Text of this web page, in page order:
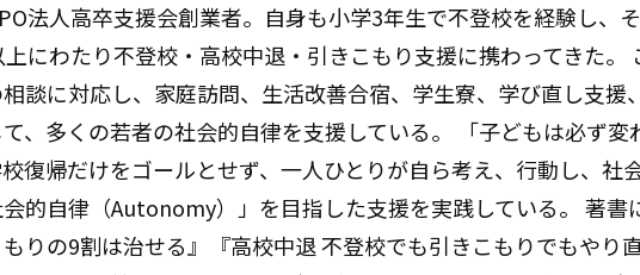
法人高卒支援会創業者。自身も小学3年生で不登校を経験し、
にわたり不登校・高校中退・引きこもり支援に携わってきた。
談に対応し、家庭訪問、生活改善合宿、学生寮、学び直し支援
、多くの若者の社会的自律を支援している。 「子どもは必ず変
復帰だけをゴールとせず、一人ひとりが自ら考え、行動し、社
的自律（Autonomy）」を目指した支援を実践している。 著書
りの9割は治せる』『高校中退 不登校でも引きこもりでもやり直